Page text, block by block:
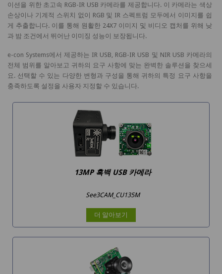
이션을 위한 초고속 RGB-IR USB 카메라를 제공합니다. 이 카메라는 색상
손상이나 기계적 스위치 없이 RGB 및 IR 스펙트럼 모두에서 이미지를 쉽
게 추출합니다. 이를 통해 원활한 24X7 이미지 및 비디오 캡처를 위해 낮
과 밤 조건에서 뛰어난 이미징 성능이 보장됩니다.
e-con Systems에서 제공하는 IR USB, RGB-IR USB 및 NIR USB 카메라의
전체 범위를 알아보고 귀하의 요구 사항에 맞는 완벽한 솔루션을 찾으세
요. 선택할 수 있는 다양한 변형과 ​​구성을 통해 귀하의 특정 요구 사항을
충족하도록 설정을 사용자 지정할 수 있습니다.
13MP 흑백 USB 카메라
See3CAM_CU135M
더 알아보기